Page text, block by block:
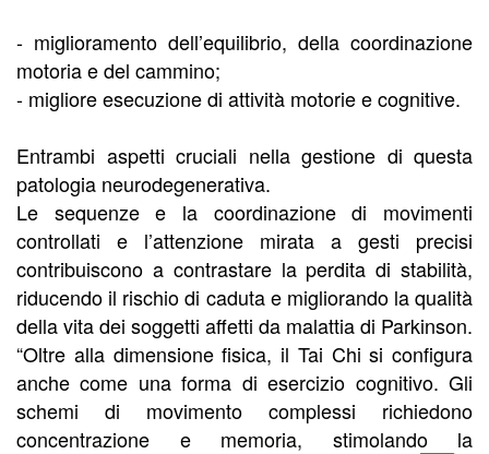
- miglioramento dell’equilibrio, della coordinazione
motoria e del cammino;
- migliore esecuzione di attività motorie e cognitive.
Entrambi aspetti cruciali nella gestione di questa
patologia neurodegenerativa.
Le sequenze e la coordinazione di movimenti
controllati e l’attenzione mirata a gesti precisi
contribuiscono a contrastare la perdita di stabilità,
riducendo il rischio di caduta e migliorando la qualità
della vita dei soggetti affetti da malattia di Parkinson.
“Oltre alla dimensione fisica, il Tai Chi si configura
anche come una forma di esercizio cognitivo. Gli
schemi di movimento complessi richiedono
concentrazione e memoria, stimolando la